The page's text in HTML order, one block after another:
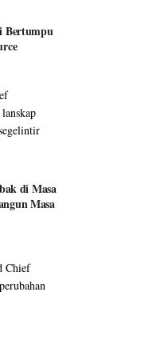
Bertumpu
di Masa
Masa
Chief